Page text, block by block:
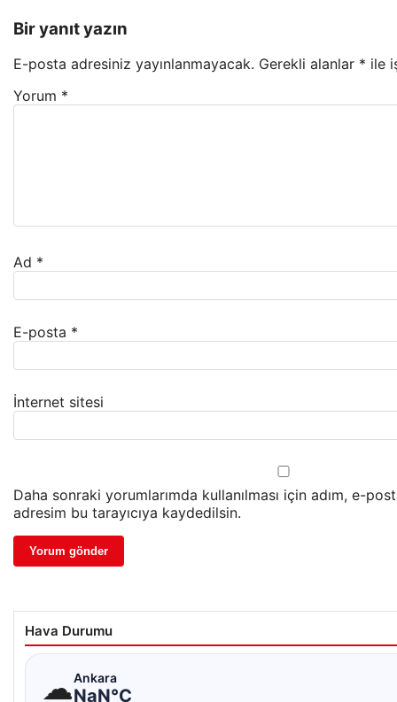
Bir yanıt yazın
E-posta adresiniz yayınlanmayacak. Gerekli alanlar * ile
Yorum *
Ad *
E-posta *
İnternet sitesi
Daha sonraki yorumlarımda kullanılması için adım, e-
adresim bu tarayıcıya kaydedilsin.
Hava Durumu
☁Ankara
NaN°C